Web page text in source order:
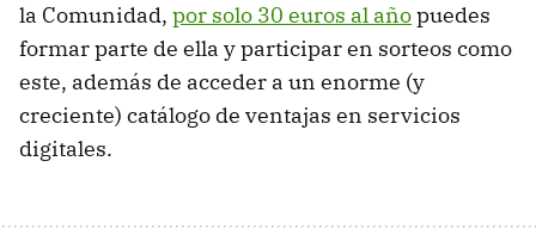
la Comunidad, por solo 30 euros al añopuedes
formar parte de ella y participar en sorteos como
este, además de acceder a un enorme (y
creciente) catálogo de ventajas en servicios
digitales.